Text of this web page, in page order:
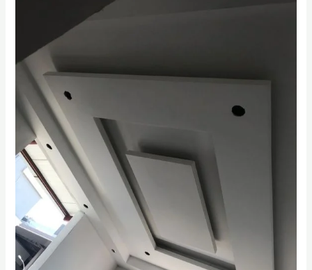
Mojokerto